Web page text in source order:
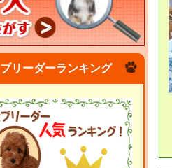
ブリーダーランキング